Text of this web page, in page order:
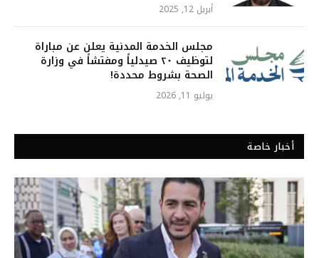
أبريل 12, 2025
مجلس الخدمة المدنية يعلن عن مباراة
لتوظيف ٢٠ صيدلياً ومفتشاً في وزارة
الصحة بشروط محددة!
يوليو 11, 2026
أخبار خاصة